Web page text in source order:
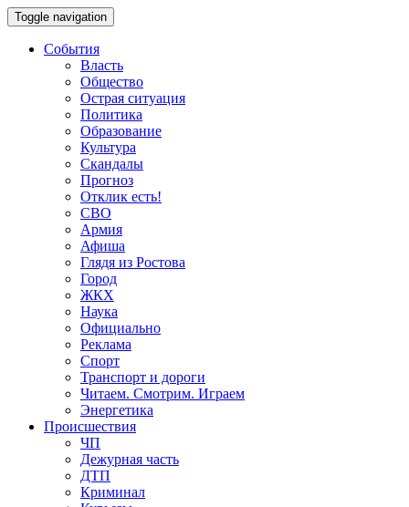
Toggle navigation
События
Власть
Общество
Острая ситуация
Политика
Образование
Культура
Скандалы
Прогноз
Отклик есть!
СВО
Армия
Афиша
Глядя из Ростова
Город
ЖКХ
Наука
Официально
Реклама
Спорт
Транспорт и дороги
Читаем. Смотрим. Играем
Энергетика
Происшествия
ЧП
Дежурная часть
ДТП
Криминал